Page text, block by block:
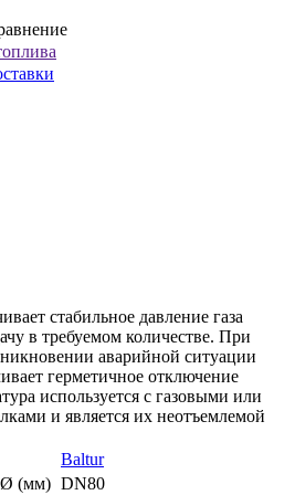
стабильное давление газа
в требуемом количестве. При
аварийной ситуации
герметичное отключение
используется с газовыми или
и является их неотъемлемой
Baltur
Ø (мм) DN80